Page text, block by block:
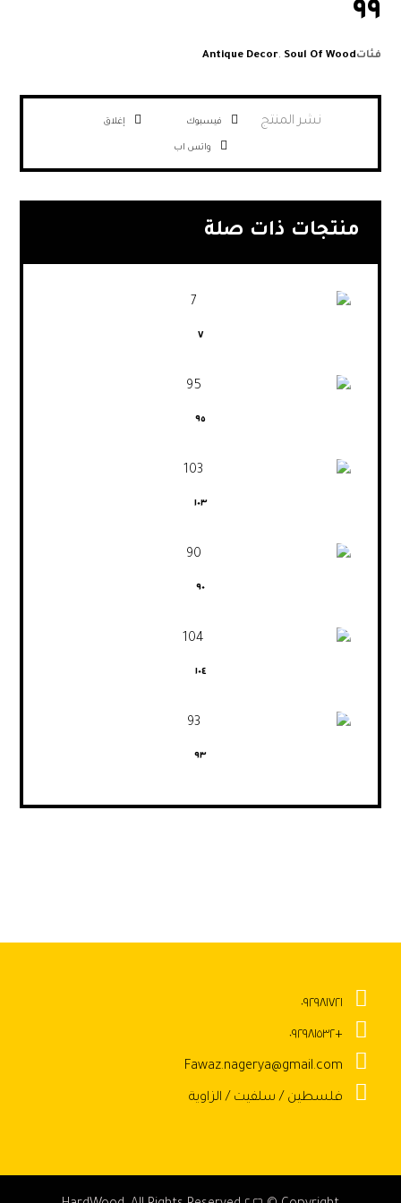
٩٩
فئات Antique Decor, Soul Of Wood
فيسبوك إغلاق
واتس اب
منتجات ذات صلة
٧
٩٥
١٠٣
٩٠
١٠٤
٩٣
٠٩٢٩٨١٧٢١
+٠٩٢٩٨١٥٣٢
Fawaz.nagerya@gmail.com
فلسطين / سلفيت / الزاوية